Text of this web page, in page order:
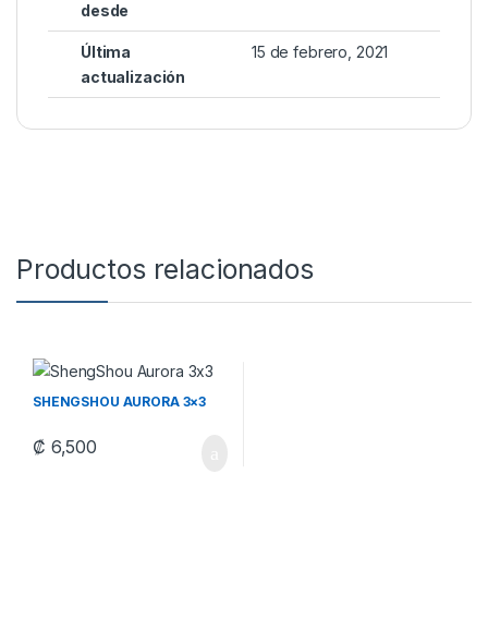
desde
Última
actualización
15 de febrero, 2021
Productos relacionados
SHENGSHOU AURORA 3×3
₡ 6,500